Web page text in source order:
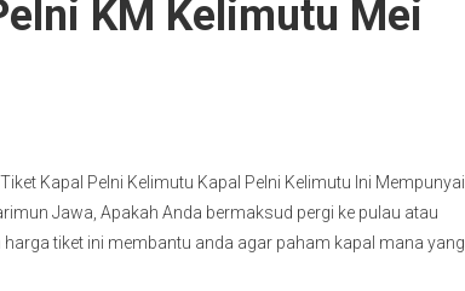
KM Kelimutu Mei
Kapal Pelni Kelimutu Kapal Pelni Kelimutu Ini Mempunyai
Jawa, Apakah Anda bermaksud pergi ke pulau atau
tiket ini membantu anda agar paham kapal mana yang